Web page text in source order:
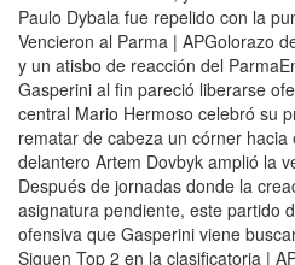
Paulo Dybala fue repelido con la
Vencieron al Parma | APGolorazo
y un atisbo de reacción del
Gasperini al fin pareció liberarse
central Mario Hermoso celebró su
rematar de cabeza un córner
delantero Artem Dovbyk amplió la
Después de jornadas donde la
asignatura pendiente, este partido
ofensiva que Gasperini viene
Siguen Top 2 en la clasificatoria |